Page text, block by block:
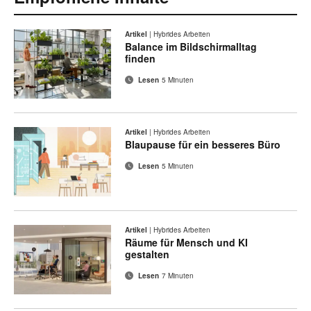
Artikel | Hybrides Arbeiten
Balance im Bildschirmalltag
finden
Lesen 5 Minuten
Artikel | Hybrides Arbeiten
Blaupause für ein besseres Büro
Lesen 5 Minuten
Artikel | Hybrides Arbeiten
Räume für Mensch und KI
gestalten
Lesen 7 Minuten